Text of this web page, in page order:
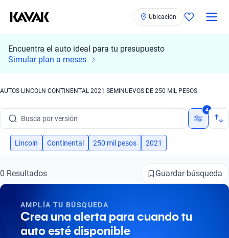
Ubicación
Encuentra el auto ideal para tu presupuesto
Simular plan a meses
AUTOS LINCOLN CONTINENTAL 2021 SEMINUEVOS DE 250 MIL PESOS
Busca por marca
Busca por año
Busca por marca
Busca por modelo
Busca por año
4
Lincoln Continental 250 mil pesos 2021
0 Resultados Guardar búsqueda
AMPLÍA TU BÚSQUEDA
Crea una alerta para cuando tu
auto esté disponible